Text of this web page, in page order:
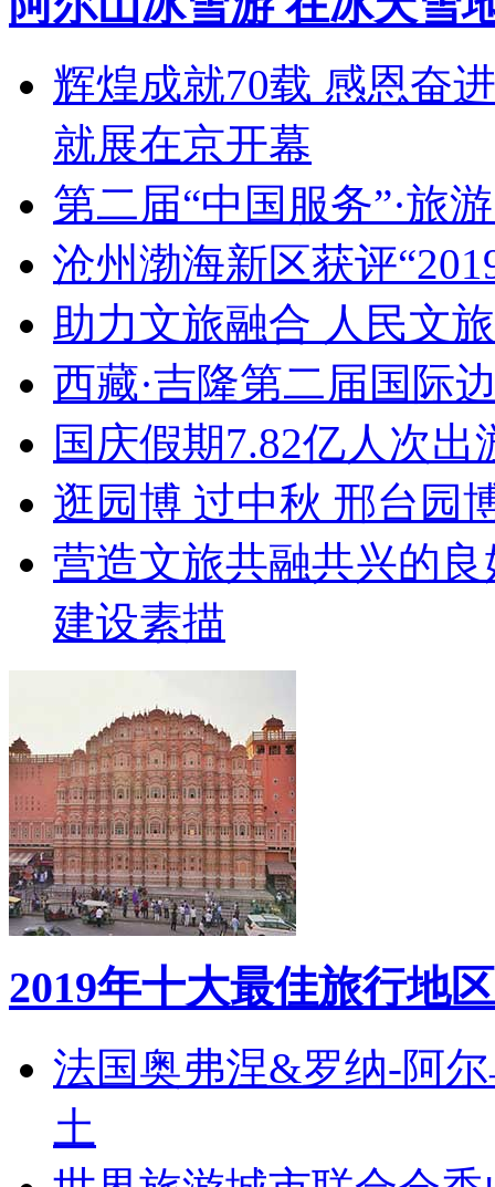
辉煌成就70载 感恩奋
就展在京开幕
第二届“中国服务”·旅
沧州渤海新区获评
助力文旅融合 人民文
西藏·吉隆第二届国际
国庆假期7.82亿人次
逛园博 过中秋 邢台园
营造文旅共融共兴的
建设素描
2019年十大最佳旅行地区
法国奥弗涅&罗纳-阿
土